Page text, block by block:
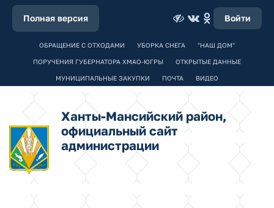
Полная версия Войти
ОБРАЩЕНИЕ С ОТХОДАМИ УБОРКА СНЕГА "НАШ ДОМ"
ПОРУЧЕНИЯ ГУБЕРНАТОРА ХМАО-ЮГРЫ ОТКРЫТЫЕ ДАННЫЕ
МУНИЦИПАЛЬНЫЕ ЗАКУПКИ ПОЧТА ВИДЕО
Ханты-Мансийский район,
официальный сайт
администрации